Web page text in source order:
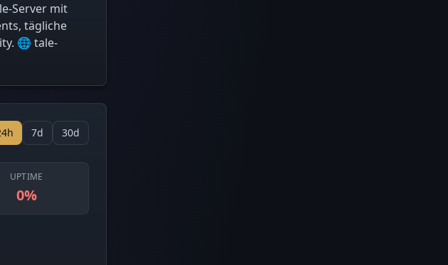
Server mit
tägliche
🌐 tale-
7d 30d
UPTIME
0%